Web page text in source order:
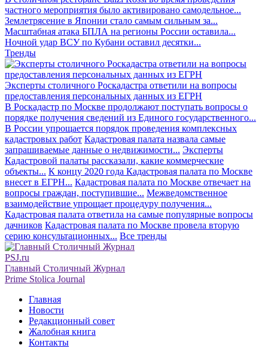
частного мероприятия было активировано самодельное...
Землетрясение в Японии стало самым сильным за...
Масштабная атака БПЛА на регионы России оставила...
Ночной удар ВСУ по Кубани оставил десятки...
Тренды
Эксперты столичного Роскадастра ответили на вопросы
предоставления персональных данных из ЕГРН
В Роскадастр по Москве продолжают поступать вопросы о
порядке получения сведений из Единого государственного...
В России упрощается порядок проведения комплексных
кадастровых работ Кадастровая палата назвала самые
запрашиваемые данные о недвижимости... Эксперты
Кадастровой палаты рассказали, какие коммерческие
объекты... К концу 2020 года Кадастровая палата по Москве
внесет в ЕГРН... Кадастровая палата по Москве отвечает на
вопросы граждан, поступившие... Межведомственное
взаимодействие упрощает процедуру получения...
Кадастровая палата ответила на самые популярные вопросы
дачников Кадастровая палата по Москве провела вторую
серию консультационных... Все тренды
PSJ.ru
Главный Столичный Журнал
Prime Stolica Journal
Главная
Новости
Редакционный совет
Жалобная книга
Контакты